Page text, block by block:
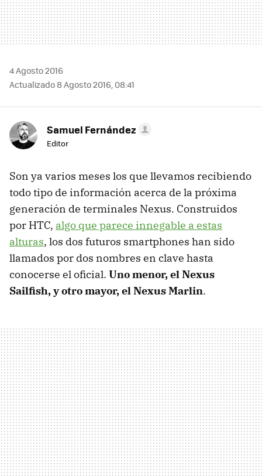
4 Agosto 2016
Actualizado 8 Agosto 2016, 08:41
Samuel Fernández
Editor
Son ya varios meses los que llevamos recibiendo
todo tipo de información acerca de la próxima
generación de terminales Nexus. Construidos
por HTC, algo que parece innegable a estas
alturas, los dos futuros smartphones han sido
llamados por dos nombres en clave hasta
conocerse el oficial. Uno menor, el Nexus
Sailfish, y otro mayor, el Nexus Marlin.